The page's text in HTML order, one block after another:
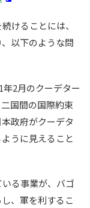
けることには、
以下のような問
2月のクーデター
国間の国際約束
政府がクーデタ
うに見えること
る事業が、バゴ
、軍を利するこ